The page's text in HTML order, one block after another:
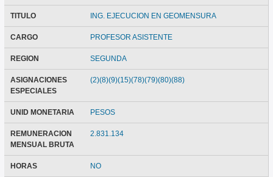
TITULO ING. EJECUCION EN GEOMENSURA
CARGO PROFESOR ASISTENTE
REGION SEGUNDA
ASIGNACIONES
ESPECIALES
(2)(8)(9)(15)(78)(79)(80)(88)
UNID MONETARIA PESOS
REMUNERACION
MENSUAL BRUTA
2.831.134
HORAS NO